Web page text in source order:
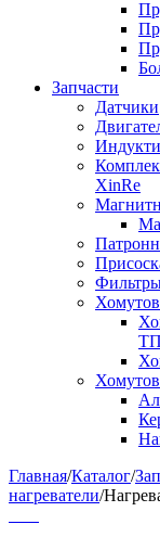
Запчасти
Датчики
XinRe
Главная/Каталог/
нагреватели/